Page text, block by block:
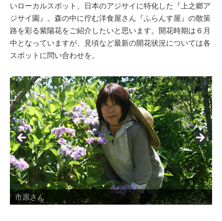
いローカルスポット、日本のアジサイに特化した『上之郷ア
ジサイ園』。森の中に佇む洋食屋さん『ふらんす屋』の散策
路を彩る紫陽花をご紹介したいと思います。開花時期は６月
中となっていますが、見頃など最新の開花状況については各
スポットに問い合わせを。
市原さん